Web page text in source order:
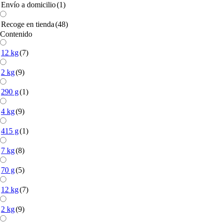
Envío a domicilio(1)
Recoge en tienda(48)
Contenido
12 kg(7)
2 kg(9)
290 g(1)
4 kg(9)
415 g(1)
7 kg(8)
70 g(5)
12 kg(7)
2 kg(9)